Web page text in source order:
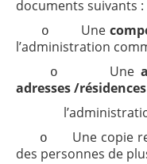
documents suivants :
Une
l’administration
Une
adresses /
Une copie
des personnes de